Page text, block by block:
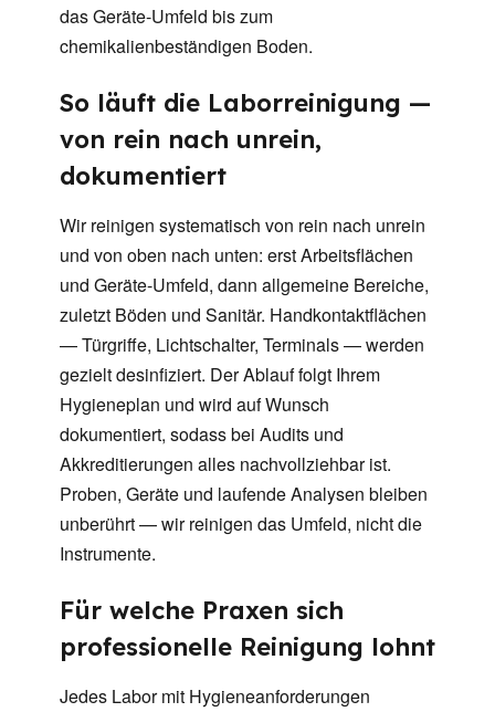
das Geräte-Umfeld bis zum
chemikalienbeständigen Boden.
So läuft die Laborreinigung —
von rein nach unrein,
dokumentiert
Wir reinigen systematisch von rein nach unrein
und von oben nach unten: erst Arbeitsflächen
und Geräte-Umfeld, dann allgemeine Bereiche,
zuletzt Böden und Sanitär. Handkontaktflächen
— Türgriffe, Lichtschalter, Terminals — werden
gezielt desinfiziert. Der Ablauf folgt Ihrem
Hygieneplan und wird auf Wunsch
dokumentiert, sodass bei Audits und
Akkreditierungen alles nachvollziehbar ist.
Proben, Geräte und laufende Analysen bleiben
unberührt — wir reinigen das Umfeld, nicht die
Instrumente.
Für welche Praxen sich
professionelle Reinigung lohnt
Jedes Labor mit Hygieneanforderungen